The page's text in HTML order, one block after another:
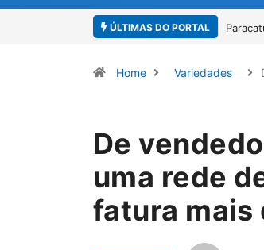
ÚLTIMAS DO PORTAL Projeto
Home Variedades
De
uma rede
fatura mais